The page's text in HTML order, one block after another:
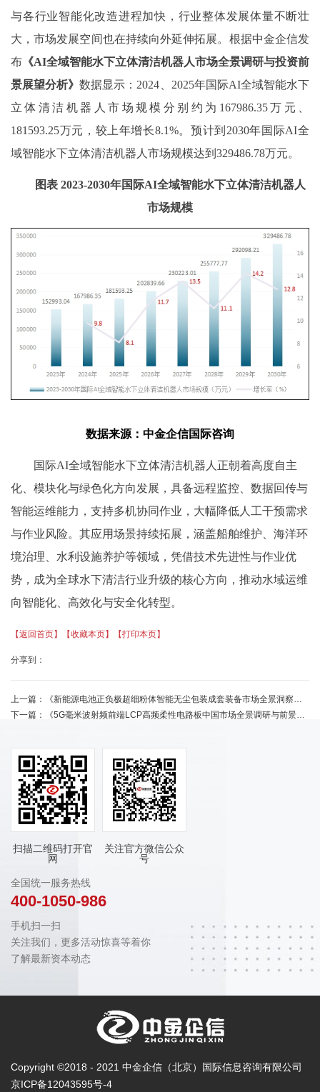
与各行业智能化改造进程加快，行业整体发展体量不断壮
大，市场发展空间也在持续向外延伸拓展。 根据中金企信发
布 《AI全域智能水下立体清洁机器人市场全景调研与投资前
景展望分析》数据显示： 2024、2025年国际AI全域智能水下
立体清洁机器人市场规模 分别 约为 167986.35万元、
181593.25万元，较上年增长8.1%。预计到2030年国际AI全
域智能水下立体清洁机器人市场规模达到 329486.78万元。
图表 2023-2030年国际AI全域智能水下立体清洁机器人
市场规模
数据来源 ：中金企信国际咨询
国际AI全域智能水下立体清洁机器人正朝着高度自主
化、模块化与绿色化方向发展，具备远程监控、数据回传与
智能运维能力，支持多机协同作业，大幅降低人工干预需求
与作业风险。其应用场景持续拓展，涵盖船舶维护、海洋环
境治理、水利设施养护等领域，凭借技术先进性与作业优
势，成为全球水下清洁行业升级的核心方向，推动水域运维
向智能化、高效化与安全化转型。
【返回首页】 【收藏本页】 【打印本页】
分享到：
上一篇：
《新能源电池正负极超细粉体智能无尘包装成套装备市场全景洞察及发展趋势调研报告》
下一篇：
《5G毫米波射频前端LCP高频柔性电路板中国市场全景调研与前景展望》
扫描二维码打开官
网
关注官方微信公众
号
全国统一服务热线
400-1050-986
手机扫一扫
关注我们，更多活动惊喜等着你
了解最新资本动态
Copyright ©2018 - 2021 中金企信（北京）国际信息咨询有限公司
京ICP备12043595号-4